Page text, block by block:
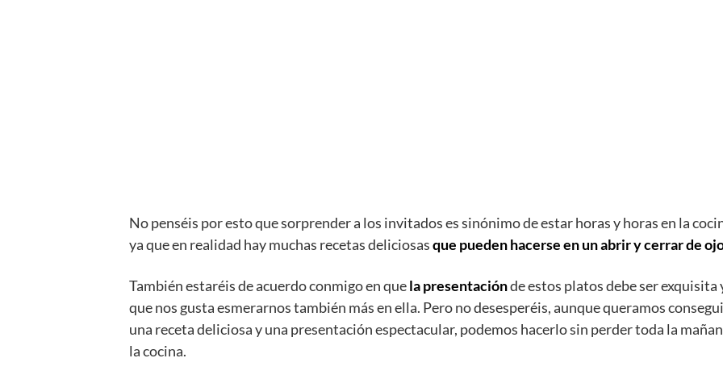
No penséis por esto que sorprender a los invitados es sinónimo de estar horas y horas en la
ya que en realidad hay muchas recetas deliciosasque pueden hacerse en un abrir y cerrar de
También estaréis de acuerdo conmigo en quela presentaciónde estos platos debe ser exquisita
que nos gusta esmerarnos también más en ella. Pero no desesperéis, aunque queramos
una receta deliciosa y una presentación espectacular, podemos hacerlo sin perder toda la
la cocina.